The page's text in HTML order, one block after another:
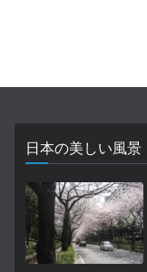
日本の美しい風景